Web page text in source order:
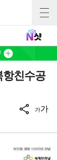
친수공
가가